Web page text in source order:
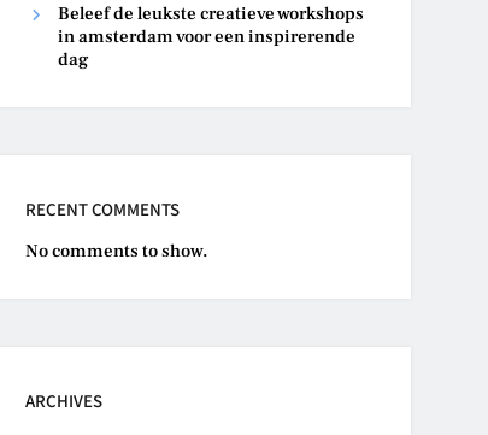
Beleef de leukste creatieve workshops
in amsterdam voor een inspirerende
dag
RECENT COMMENTS
No comments to show.
ARCHIVES